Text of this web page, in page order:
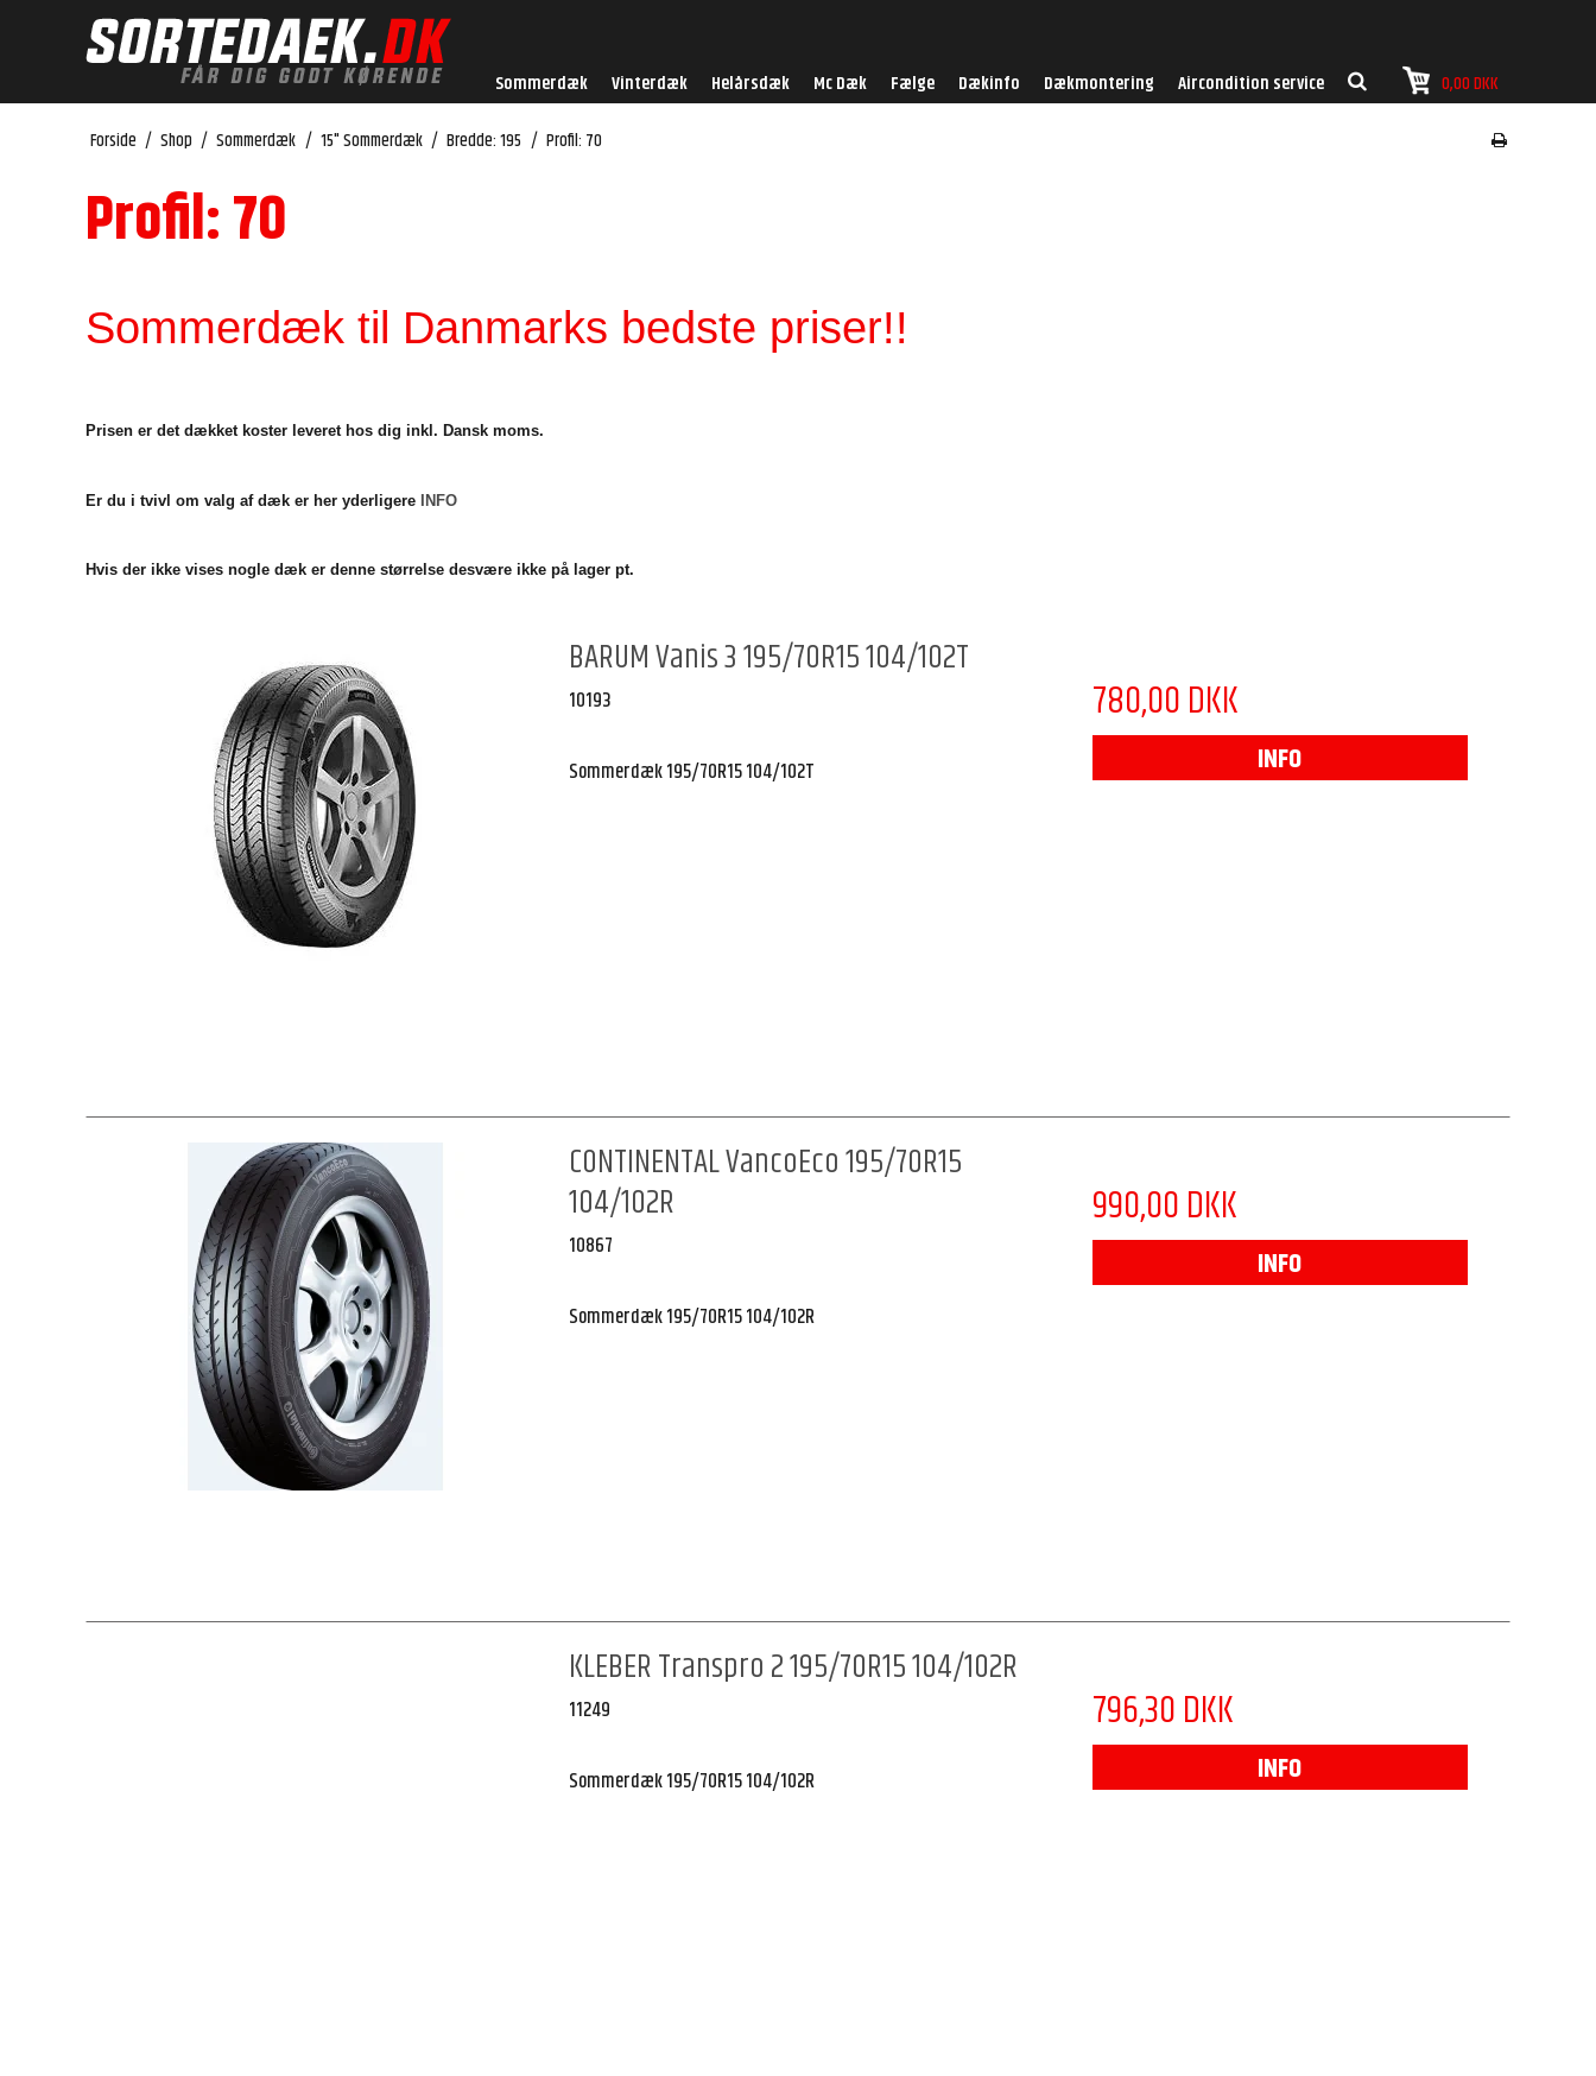
Sommerdæk Vinterdæk Helårsdæk Mc Dæk Fælge Dækinfo Dækmontering Aircondition service 0,00 DKK
Forside / Shop / Sommerdæk / 15" Sommerdæk / Bredde: 195 / Profil: 70
Profil: 70
Sommerdæk til Danmarks bedste priser!!
Prisen er det dækket koster leveret hos dig inkl. Dansk moms.
Er du i tvivl om valg af dæk er her yderligere INFO
Hvis der ikke vises nogle dæk er denne størrelse desvære ikke på lager pt.
BARUM Vanis 3 195/70R15 104/102T
10193
Sommerdæk 195/70R15 104/102T
780,00 DKK
INFO
CONTINENTAL VancoEco 195/70R15
104/102R
10867
Sommerdæk 195/70R15 104/102R
990,00 DKK
INFO
KLEBER Transpro 2 195/70R15 104/102R
11249
Sommerdæk 195/70R15 104/102R
796,30 DKK
INFO